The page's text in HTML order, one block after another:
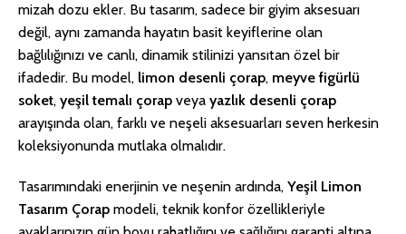
mizah dozu ekler. Bu tasarım, sadece bir giyim aksesuarı
değil, aynı zamanda hayatın basit keyiflerine olan
bağlılığınızı ve canlı, dinamik stilinizi yansıtan özel bir
ifadedir. Bu model, limon desenli çorap, meyve figürlü
soket, yeşil temalı çorap veya yazlık desenli çorap
arayışında olan, farklı ve neşeli aksesuarları seven herkesin
koleksiyonunda mutlaka olmalıdır.
Tasarımındaki enerjinin ve neşenin ardında, Yeşil Limon
Tasarım Çorap modeli, teknik konfor özellikleriyle